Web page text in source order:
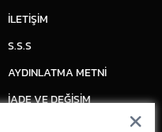
İLETİŞİM
S.S.S
AYDINLATMA METNİ
İADE VE DEĞİŞİM